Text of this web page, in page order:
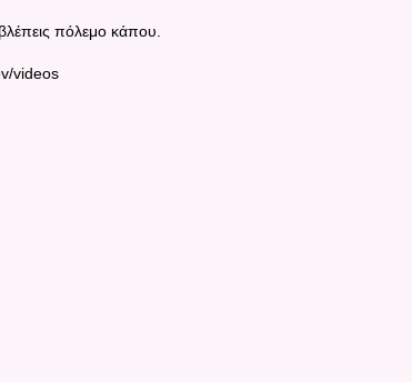
πόλεμο κάπου.
videos